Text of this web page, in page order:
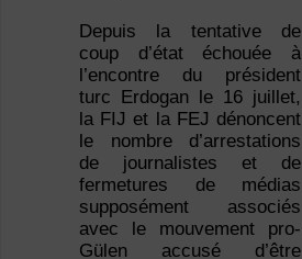
Depuis la tentative de
coup d’état échouée à
l’encontre du président
turc Erdogan le 16 juillet,
la FIJ et la FEJ dénoncent
le nombre d’arrestations
de journalistes et de
fermetures de médias
supposément associés
avec le mouvement pro-
Gülen accusé d’être